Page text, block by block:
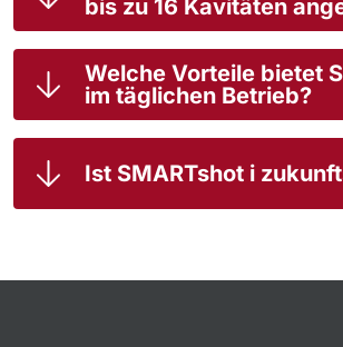
bis zu 16 Kavitäten
Welche Vorteile bietet
im täglichen Betrieb?
Ist SMARTshot i